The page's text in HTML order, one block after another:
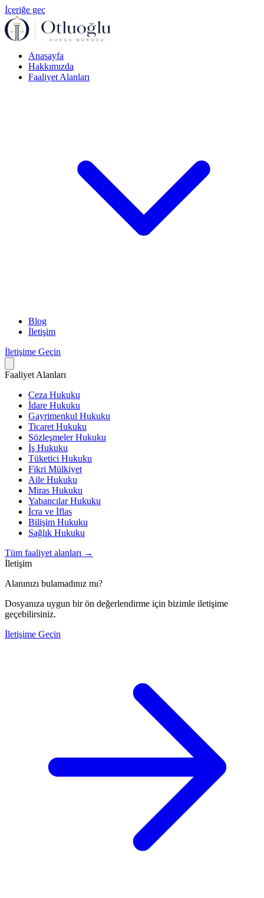
İçeriğe geç
Anasayfa
Hakkımızda
Faaliyet Alanları
Blog
İletişim
İletişime Geçin
Faaliyet Alanları
Ceza Hukuku
İdare Hukuku
Gayrimenkul Hukuku
Ticaret Hukuku
Sözleşmeler Hukuku
İş Hukuku
Tüketici Hukuku
Fikri Mülkiyet
Aile Hukuku
Miras Hukuku
Yabancılar Hukuku
İcra ve İflas
Bilişim Hukuku
Sağlık Hukuku
Tüm faaliyet alanları →
İletişim
Alanınızı bulamadınız mı?
Dosyanıza uygun bir ön değerlendirme için bizimle iletişime
geçebilirsiniz.
İletişime Geçin